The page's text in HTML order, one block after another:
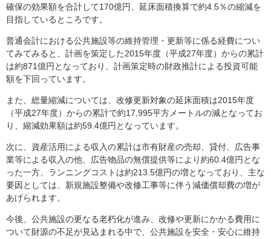
確保の効果額を合計して170億円、延床面積換算で約4.5％の縮減を
目指しているところです。
普通会計における公共施設等の維持管理・更新等に係る経費につい
てみてみると、計画を策定した2015年度（平成27年度）からの累計
は約871億円となっており、計画策定時の財政推計による投資可能
額を下回っています。
また、総量縮減については、改修更新対象の延床面積は2015年度
（平成27年度）からの累計で約17,995平方メートルの減となってお
り、縮減効果額は約59.4億円となっています。
次に、資産活用による収入の累計は市有財産の売却、貸付、広告事
業等による収入の他、広告物品の無償提供等により約60.4億円とな
った一方、ランニングコストは約213.5億円の増となっており、主な
要因としては、新規施設整備や改修工事等に伴う減価償却費の増が
あげられます。
今後、公共施設の更なる老朽化が進み、改修や更新にかかる費用に
ついて財源の不足が見込まれる中で、公共施設を安全・安心に維持